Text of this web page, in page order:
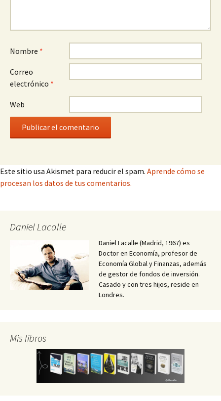
Nombre *
Correo
electrónico *
Web
Este sitio usa Akismet para reducir el spam. Aprende cómo se
procesan los datos de tus comentarios.
Daniel Lacalle
Daniel Lacalle (Madrid, 1967) es
Doctor en Economía, profesor de
Economía Global y Finanzas, además
de gestor de fondos de inversión.
Casado y con tres hijos, reside en
Londres.
Mis libros